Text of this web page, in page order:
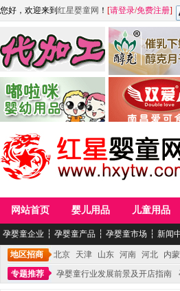
您好，欢迎来到 红星婴童网 ！ [请登录/免费注册]
江西麦嘟嘟食品有限公司
青岛嘟啦咪婴幼儿用品公司
江西醇之客月
网站首页 婴儿用品 儿童用品
孕婴童企业 ┆ 孕婴童产品 ┆ 孕婴童市场 ┆ 新闻
地区招商 北京 天津 山东 河南 河北 内蒙
专题推荐
孕婴童行业发展前景及开店指南